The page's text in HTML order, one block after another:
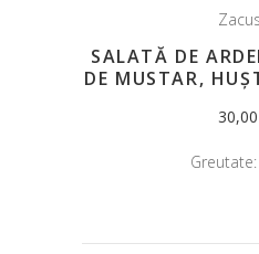
SALATĂ DE
DE MUSTAR,
30,00
Greutate: